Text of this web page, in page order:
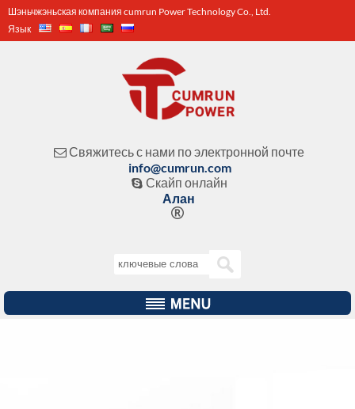
Шэньчжэньская компания cumrun Power Technology Co., Ltd.
Язык
 Свяжитесь с нами по электронной почте
info@cumrun.com
 Скайп онлайн
Алан
